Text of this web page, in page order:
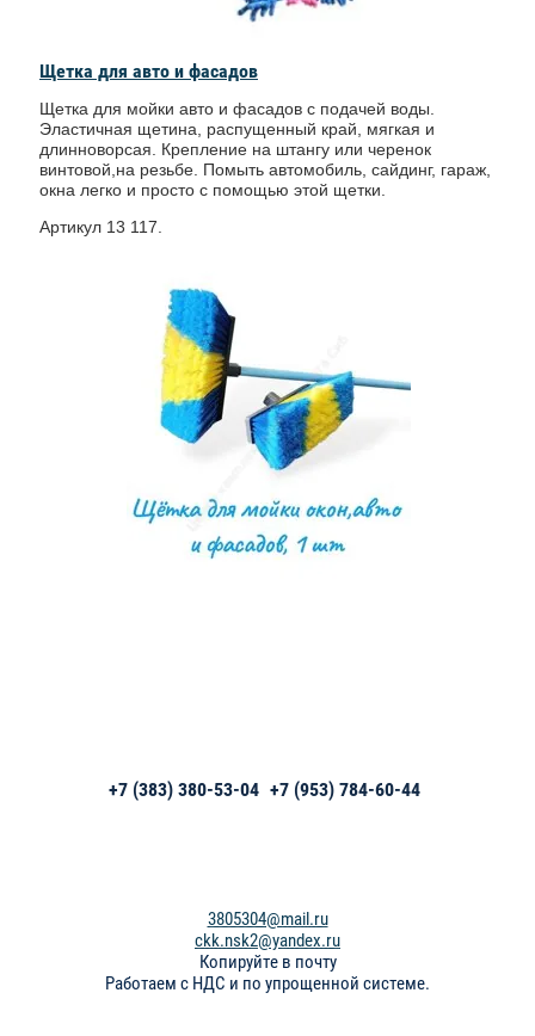
Щетка для авто и фасадов
Щетка для мойки авто и фасадов с подачей воды.
Эластичная щетина, распущенный край, мягкая и
длинноворсая. Крепление на штангу или черенок
винтовой,на резьбе. Помыть автомобиль, сайдинг, гараж,
окна легко и просто с помощью этой щетки.
Артикул 13 117.
+7 (383) 380-53-04 +7 (953) 784-60-44
3805304@mail.ru
ckk.nsk2@yandex.ru
Копируйте в почту
Работаем с НДС и по упрощенной системе.